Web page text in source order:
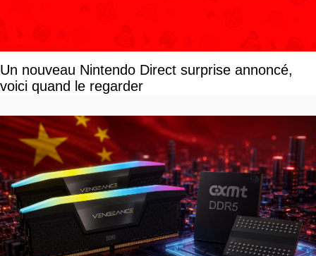
Un nouveau Nintendo Direct surprise annoncé,
voici quand le regarder